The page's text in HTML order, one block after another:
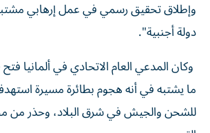
وإطلاق تحقيق رسمي في عمل إرهابي
دولة أجنبية".
وكان المدعي العام الاتحادي في ألمانيا
ما يشتبه في أنه هجوم بطائرة مسيرة
للشحن والجيش في شرق البلاد، وحذر من